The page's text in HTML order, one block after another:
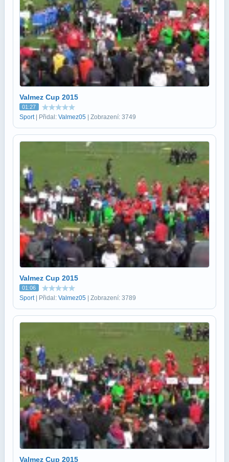
Valmez Cup 2015
01:27
Sport| Přidal: Valmez05 | Zobrazení: 3749
Valmez Cup 2015
01:06
Sport| Přidal: Valmez05 | Zobrazení: 3789
Valmez Cup 2015